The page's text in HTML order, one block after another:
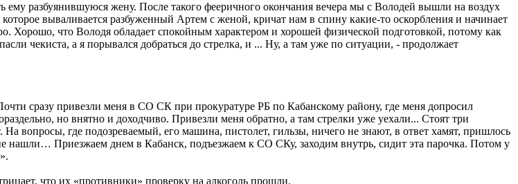
ему разбуянившуюся жену. После такого фееричного окончания вечера мы с Володей вышли на воздух
вываливается разбуженный Артем с женой, кричат нам в спину какие-то оскорбления и начинает
Хорошо, что Володя обладает спокойным характером и хорошей физической подготовкой, потому как
чекиста, а я порывался добраться до стрелка, и ... Ну, а там уже по ситуации, - продолжает
сразу привезли меня в СО СК при прокуратуре РБ по Кабанскому району, где меня допросил
но внятно и доходчиво. Привезли меня обратно, а там стрелки уже уехали... Стоят три
вопросы, где подозреваемый, его машина, пистолет, гильзы, ничего не знают, в ответ хамят, пришлось
нашли… Приезжаем днем в Кабанск, подъезжаем к СО СКу, заходим внутрь, сидит эта парочка. Потом у
что их «противники» проверку на алкоголь прошли.